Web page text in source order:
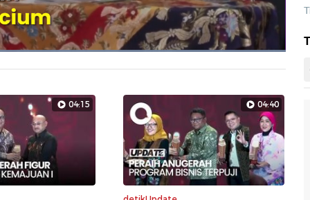
Dimuat:
04:15 04:40